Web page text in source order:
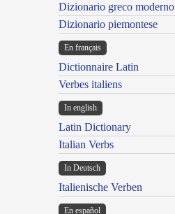
Dizionario greco moderno
Dizionario piemontese
En français
Dictionnaire Latin
Verbes italiens
In english
Latin Dictionary
Italian Verbs
In Deutsch
Italienische Verben
En español